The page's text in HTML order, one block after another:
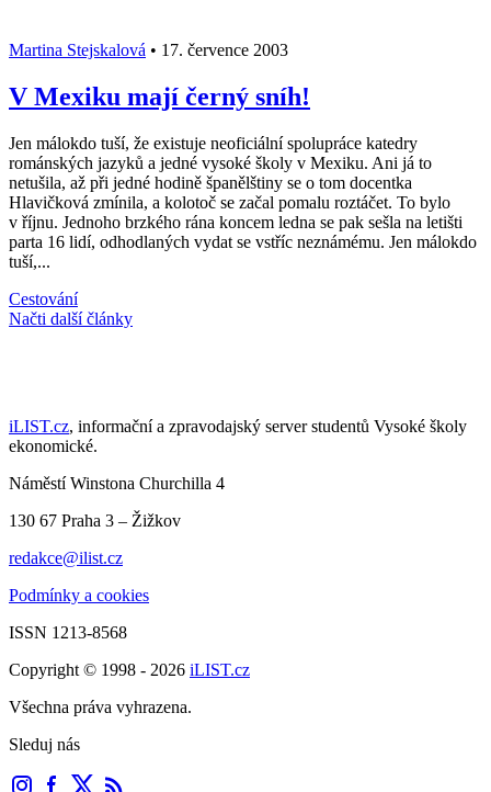
Martina Stejskalová • 17. července 2003
V Mexiku mají černý sníh!
Jen málokdo tuší, že existuje neoficiální spolupráce katedry
románských jazyků a jedné vysoké školy v Mexiku. Ani já to
netušila, až při jedné hodině španělštiny se o tom docentka
Hlavičková zmínila, a kolotoč se začal pomalu roztáčet. To bylo
v říjnu. Jednoho brzkého rána koncem ledna se pak sešla na letišti
parta 16 lidí, odhodlaných vydat se vstříc neznámému. Jen málokdo
tuší,...
Cestování
Načti další články
iLIST.cz, informační a zpravodajský server studentů Vysoké školy
ekonomické.
Náměstí Winstona Churchilla 4
130 67 Praha 3 – Žižkov
redakce@ilist.cz
Podmínky a cookies
ISSN 1213-8568
Copyright © 1998 - 2026 iLIST.cz
Všechna práva vyhrazena.
Sleduj nás